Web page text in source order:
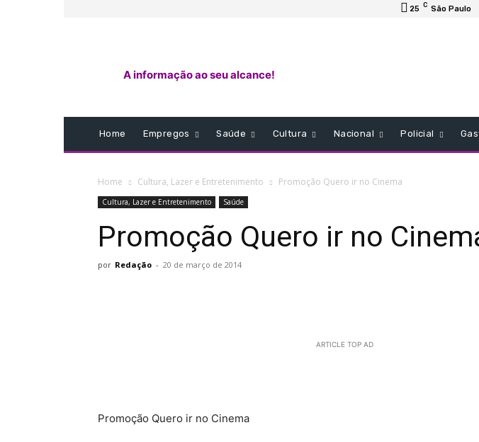
25 C São Paulo
A informação ao seu alcance!
Home Empregos Saúde Cultura Nacional Policial
Home Cultura, Lazer e Entretenimento Promoção Quero ir no Cinema
Cultura, Lazer e Entretenimento Saúde
Promoção Quero ir no
por Redação - 20 de março de 2014
ARTICLE TOP AD
Promoção Quero ir no Cinema